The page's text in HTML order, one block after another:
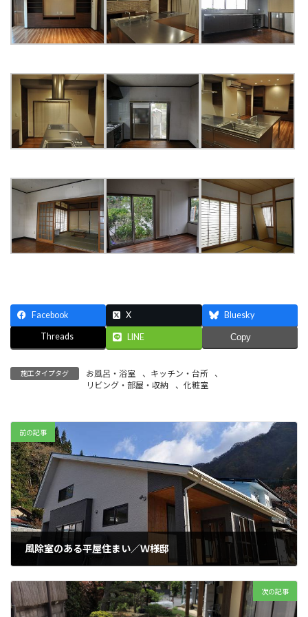
Facebook X Bluesky
Threads LINE Copy
施工タイプタグ お風呂・浴室 、 キッチン・台所
、
リビング・部屋・収納
、 化粧室
前の記事
風除室のある平屋住まい／Ｗ様邸
次の記事